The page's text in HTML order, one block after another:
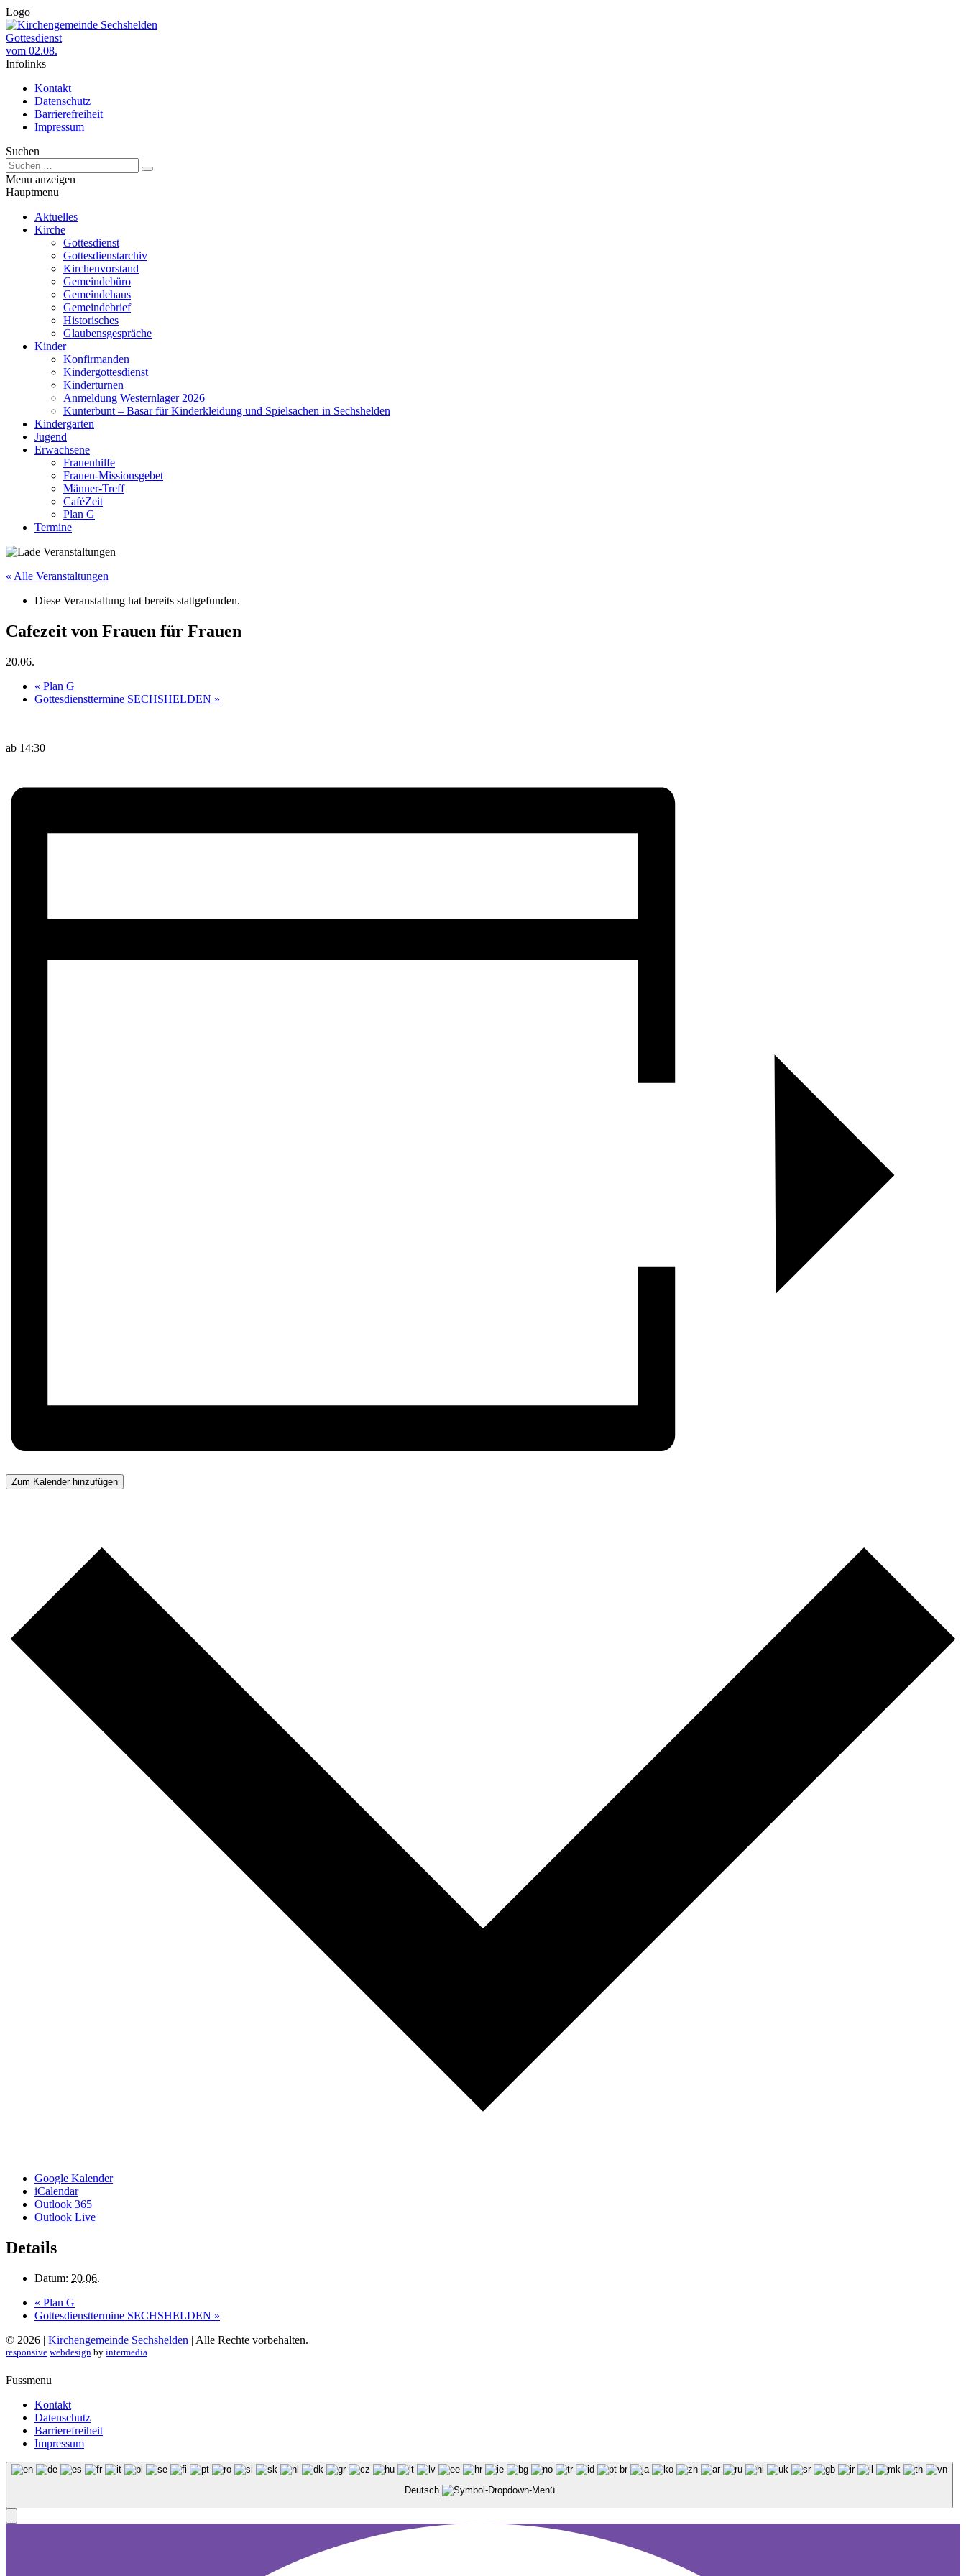
Logo
Gottesdienst
vom 02.08.
Infolinks
Kontakt
Datenschutz
Barrierefreiheit
Impressum
Suchen
Menu anzeigen
Hauptmenu
Aktuelles
Kirche
Gottesdienst
Gottesdienstarchiv
Kirchenvorstand
Gemeindebüro
Gemeindehaus
Gemeindebrief
Historisches
Glaubensgespräche
Kinder
Konfirmanden
Kindergottesdienst
Kinderturnen
Anmeldung Westernlager 2026
Kunterbunt – Basar für Kinderkleidung und Spielsachen in Sechshelden
Kindergarten
Jugend
Erwachsene
Frauenhilfe
Frauen-Missionsgebet
Männer-Treff
CaféZeit
Plan G
Termine
« Alle Veranstaltungen
Diese Veranstaltung hat bereits stattgefunden.
Cafezeit von Frauen für Frauen
20.06.
« Plan G
Gottesdiensttermine SECHSHELDEN »
ab 14:30
Zum Kalender hinzufügen
Google Kalender
iCalendar
Outlook 365
Outlook Live
Details
Datum: 20.06.
« Plan G
Gottesdiensttermine SECHSHELDEN »
© 2026 | Kirchengemeinde Sechshelden | Alle Rechte vorbehalten.
responsive webdesign by intermedia
Fussmenu
Kontakt
Datenschutz
Barrierefreiheit
Impressum
Deutsch